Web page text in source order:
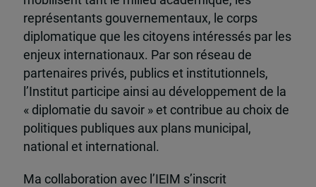
représentants gouvernementaux, le corps
diplomatique que les citoyens intéressés par les
enjeux internationaux. Par son réseau de
partenaires privés, publics et institutionnels,
l’Institut participe ainsi au développement de la
« diplomatie du savoir » et contribue au choix de
politiques publiques aux plans municipal,
national et international.
Ma collaboration avec l’IEIM s’inscrit